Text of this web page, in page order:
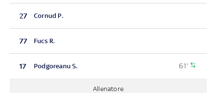
27 Cornud P.
77 Fucs R.
17 Podgoreanu S. 61'
Allenatore